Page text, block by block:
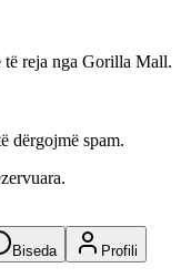
të reja nga Gorilla Mall.
dërgojmë spam.
Biseda Profili